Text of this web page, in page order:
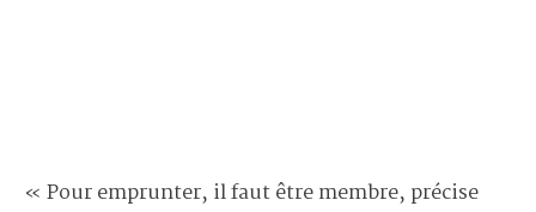
« Pour emprunter, il faut être membre, précise